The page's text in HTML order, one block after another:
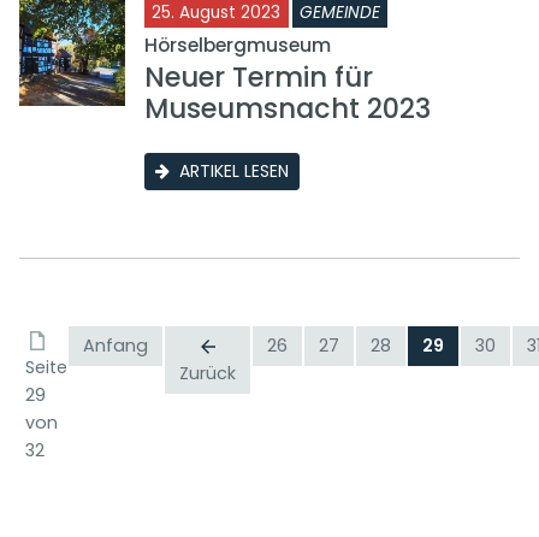
25. August 2023 GEMEINDE
Hörselbergmuseum
Neuer Termin für
Museumsnacht 2023
ARTIKEL LESEN
Seite
29
von
32
Anfang
Zurück
26 27 28 29 30